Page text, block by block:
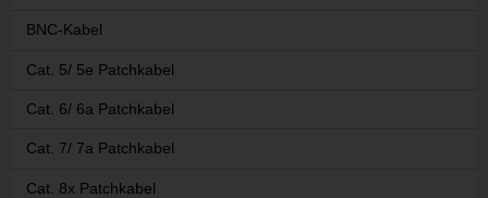
BNC-Kabel
Cat. 5/ 5e Patchkabel
Cat. 6/ 6a Patchkabel
Cat. 7/ 7a Patchkabel
Cat. 8x Patchkabel